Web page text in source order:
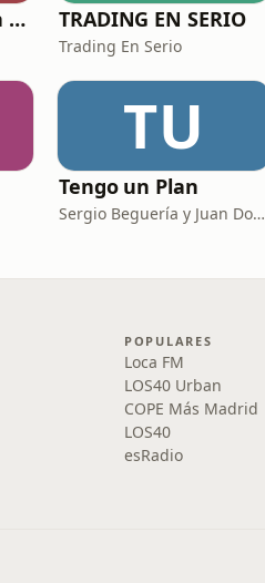
Esta ronda la paga Newton TRADING EN SERIO
Trading En Serio
TU
Tengo un Plan
Sergio Beguería y Juan Domínguez
POPULARES
Loca FM
LOS40 Urban
COPE Más Madrid
LOS40
esRadio